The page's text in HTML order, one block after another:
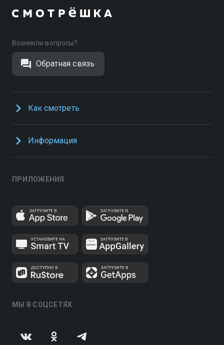
Возникли вопросы?
Обратная связь
Как смотреть
Информация
ПРИЛОЖЕНИЯ
МЫ В СОЦСЕТЯХ